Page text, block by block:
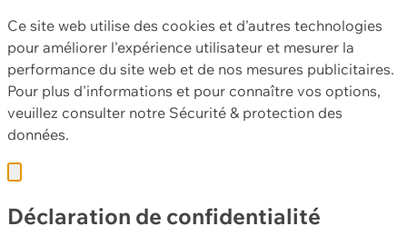
Ce site web utilise des cookies et d'autres technologies
pour améliorer l'expérience utilisateur et mesurer la
performance du site web et de nos mesures publicitaires.
Pour plus d'informations et pour connaître vos options,
veuillez consulter notre Sécurité & protection des
données.
Déclaration de confidentialité